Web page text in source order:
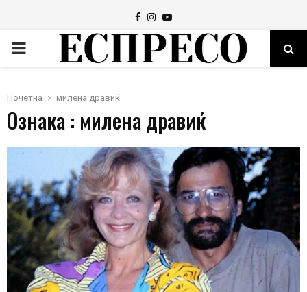
Facebook
Instagram
Youtube
PRIMARY
Почетна милена дравиќ
Ознака : милена дравиќ